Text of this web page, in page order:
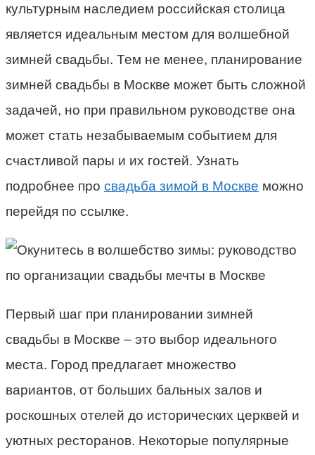
культурным наследием российская столица
является идеальным местом для волшебной
зимней свадьбы. Тем не менее, планирование
зимней свадьбы в Москве может быть сложной
задачей, но при правильном руководстве она
может стать незабываемым событием для
счастливой пары и их гостей. Узнать
подробнее про свадьба зимой в Москве можно
перейдя по ссылке.
Первый шаг при планировании зимней
свадьбы в Москве – это выбор идеального
места. Город предлагает множество
вариантов, от больших бальных залов и
роскошных отелей до исторических церквей и
уютных ресторанов. Некоторые популярные